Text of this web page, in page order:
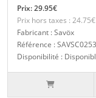
Prix: 29.95€
Prix hors taxes : 24.75€
Fabricant : Savöx
Référence :
Disponibilité :